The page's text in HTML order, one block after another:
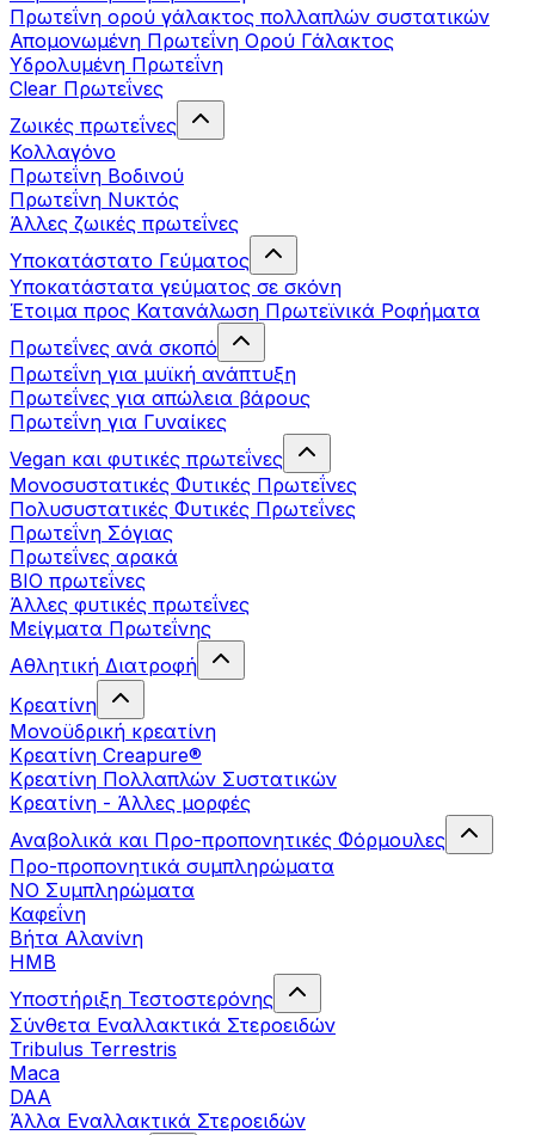
Πρωτεΐνη ορού γάλακτος πολλαπλών συστατικών
Απομονωμένη Πρωτεΐνη Ορού Γάλακτος
Υδρολυμένη Πρωτεΐνη
Clear Πρωτεΐνες
Ζωικές πρωτεΐνες
Κολλαγόνο
Πρωτεΐνη Βοδινού
Πρωτεΐνη Νυκτός
Άλλες ζωικές πρωτεΐνες
Υποκατάστατο Γεύματος
Υποκατάστατα γεύματος σε σκόνη
Έτοιμα προς Κατανάλωση Πρωτεϊνικά Ροφήματα
Πρωτεΐνες ανά σκοπό
Πρωτεΐνη για μυϊκή ανάπτυξη
Πρωτεΐνες για απώλεια βάρους
Πρωτεΐνη για Γυναίκες
Vegan και φυτικές πρωτεΐνες
Μονοσυστατικές Φυτικές Πρωτεΐνες
Πολυσυστατικές Φυτικές Πρωτεΐνες
Πρωτεΐνη Σόγιας
Πρωτεΐνες αρακά
ΒIO πρωτεΐνες
Άλλες φυτικές πρωτεΐνες
Μείγματα Πρωτεΐνης
Αθλητική Διατροφή
Κρεατίνη
Μονοϋδρική κρεατίνη
Κρεατίνη Creapure®
Κρεατίνη Πολλαπλών Συστατικών
Κρεατίνη - Άλλες μορφές
Αναβολικά και Προ-προπονητικές Φόρμουλες
Προ-προπονητικά συμπληρώματα
ΝΟ Συμπληρώματα
Καφεΐνη
Βήτα Αλανίνη
HMB
Υποστήριξη Τεστοστερόνης
Σύνθετα Εναλλακτικά Στεροειδών
Tribulus Terrestris
Maca
DAA
Άλλα Εναλλακτικά Στεροειδών